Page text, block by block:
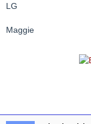
LG
Maggie